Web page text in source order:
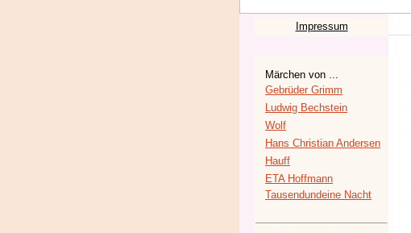
Impressum
Märchen von ...
Gebrüder Grimm
Ludwig Bechstein
Wolf
Hans Christian Andersen
Hauff
ETA Hoffmann
Tausendundeine Nacht